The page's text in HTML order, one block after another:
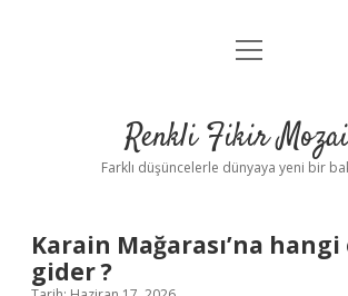
Anasayfa
Yasal Uyarı
menüyü
Renkli Fikir
Farklı düşüncelerle dünyaya yeni bir
Karain Mağarası’na
gider ?